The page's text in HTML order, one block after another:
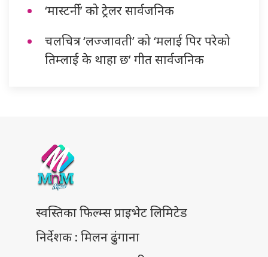
‘मास्टर्नी’ को ट्रेलर सार्वजनिक
चलचित्र ‘लज्जावती’ को ‘मलाई पिर परेको
तिम्लाई के थाहा छ’ गीत सार्वजनिक
स्वस्तिका फिल्म्स प्राइभेट लिमिटेड
निर्देशक : मिलन ढुंगाना